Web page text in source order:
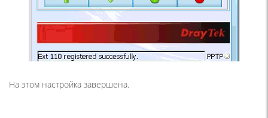
На этом настройка завершена.